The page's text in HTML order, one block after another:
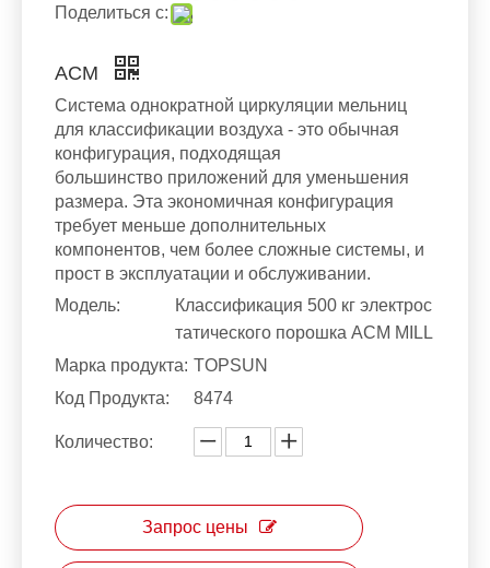
Поделиться с:
ACM
Система однократной циркуляции мельниц
для классификации воздуха - это обычная
конфигурация, подходящая
большинство приложений для уменьшения
размера. Эта экономичная конфигурация
требует меньше дополнительных
компонентов, чем более сложные системы, и
прост в эксплуатации и обслуживании.
Модель:
Классификация 500 кг электрос
татического порошка ACM MILL
Марка продукта: TOPSUN
Код Продукта:
8474
Количество:
Запрос цены